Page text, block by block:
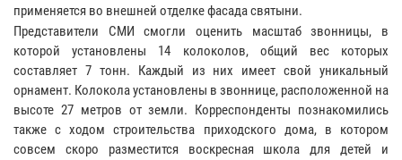
применяется во внешней отделке фасада святыни.
Представители СМИ смогли оценить масштаб звонницы, в
которой установлены 14 колоколов, общий вес которых
составляет 7 тонн. Каждый из них имеет свой уникальный
орнамент. Колокола установлены в звоннице, расположенной на
высоте 27 метров от земли. Корреспонденты познакомились
также с ходом строительства приходского дома, в котором
совсем скоро разместится воскресная школа для детей и